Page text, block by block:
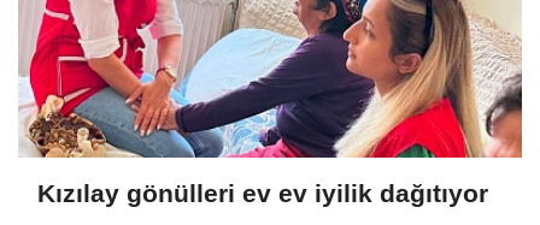
Kızılay gönülleri ev ev iyilik dağıtıyor